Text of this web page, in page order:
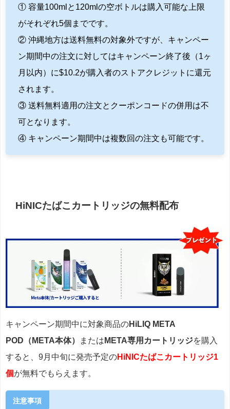
① 容量100mlと120mlの空ボトルは購入可能な上限
がそれぞれ5個までです。
② 沖縄地方は送料無料の対象外ですが、キャンペー
ン期間中の注文に対してはキャンペーン終了後（1ヶ
月以内）に$10.2が購入者のストアクレジットに還元
されます。
③ 送料無料適用の注文とクーポンコードの併用は不
可となります。
④ キャンペーン期間中は複数回の注文も可能です。
HiNICたばこカートリッジの無料配布
キャンペーン期間中に対象商品のHiLIQ META
POD（META本体）
または META専用カートリッジを購入
すると、9月中旬に発売予定のHiNICたばこカートリッジ1
個が無料でもらえます。
注意事項